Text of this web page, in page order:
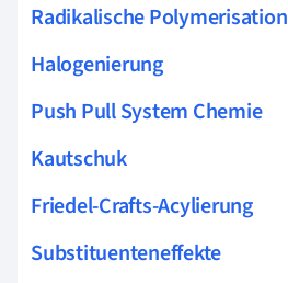
Radikalische Polymerisation
Halogenierung
Push Pull System Chemie
Kautschuk
Friedel-Crafts-Acylierung
Substituenteneffekte